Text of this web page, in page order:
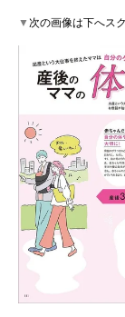
▼次の画像は下へス